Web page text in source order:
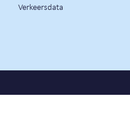
Verkeersdata